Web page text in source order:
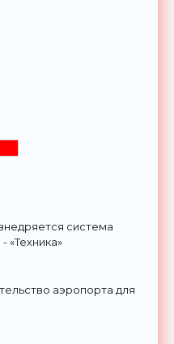
система
«Техника»
аэропорта для